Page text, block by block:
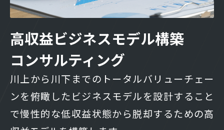
高収益ビジネスモデル構築
コンサルティング
川上から川下までのトータルバリューチェー
ンを俯瞰したビジネスモデルを設計すること
で慢性的な低収益状態から脱却するための高